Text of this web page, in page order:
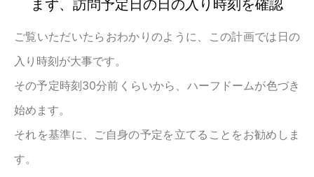
まず、訪問予定日の日の入り時刻を確認
ご覧いただいたらおわかりのように、この計画では日の
入り時刻が大事です。
その予定時刻30分前くらいから、ハーフドームが色づき
始めます。
それを基準に、ご自身の予定を立てることをお勧めしま
す。